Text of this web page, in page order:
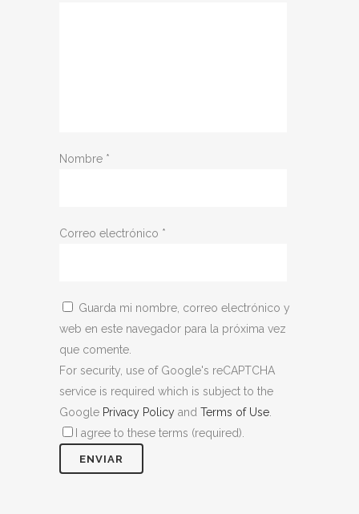
Nombre *
Correo electrónico *
Guarda mi nombre, correo electrónico y
web en este navegador para la próxima vez
que comente.
For security, use of Google's reCAPTCHA
service is required which is subject to the
Google Privacy Policy and Terms of Use
I agree to these terms (required).